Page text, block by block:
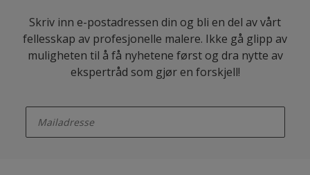
Skriv inn e-postadressen din og bli en del av vårt
fellesskap av profesjonelle malere. Ikke gå glipp av
muligheten til å få nyhetene først og dra nytte av
ekspertråd som gjør en forskjell!